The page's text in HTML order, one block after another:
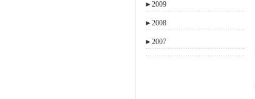
►2009
►2008
►2007